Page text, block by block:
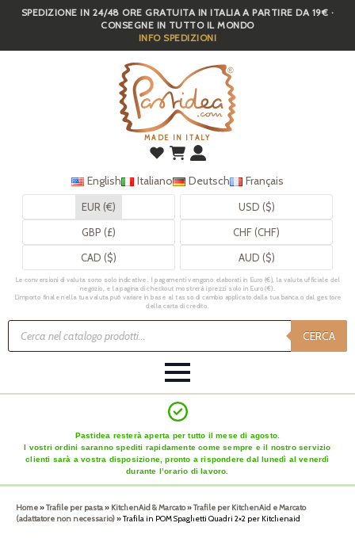
SkipSPEDIZIONE IN 24/48 ORE GRATUITA IN ITALIA A PARTIRE DA 19€ ·
CONSEGNE IN TUTTO IL MONDO
INFO SPEDIZIONI
MADE IN ITALY
English Italiano Deutsch Français
EUR (€)
USD ($)
GBP (£)
CHF (CHF)
CAD ($)
AUD ($)
Le conversioni di valuta sono solo indicative. I pagamenti vengono elaborati in Euro (€), la valuta ufficiale del
negozio, e la pagina di checkout mostrerà i prezzi solo in Euro (€).
L’importo finale nella tua valuta può variare in base al tasso di cambio applicato dalla tua banca o dal gestore
della carta di credito.
Ricerca
prodotti CERCA
Pastidea resterà aperta per tutto il mese di agosto.
I vostri ordini saranno spediti rapidamente come sempre e il nostro servizio
clienti sarà a vostra disposizione, pronto a rispondere dal lunedì al venerdì
durante l’orario di lavoro.
Home»Trafile per pasta» KitchenAid & Marcato»Trafile per KitchenAid e Marcato
(adattatore non necessario)»Trafila in POM Spaghetti Quadri 2×2 per Kitchenaid